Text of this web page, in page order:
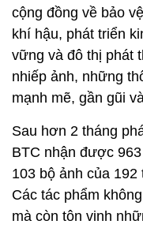
cộng đồng về bảo
khí hậu, phát triển
vững và đô thị phát
nhiếp ảnh, những
mạnh mẽ, gần gũi
Sau hơn 2 tháng
BTC nhận được
103 bộ ảnh của
Các tác phẩm
mà còn tôn vinh